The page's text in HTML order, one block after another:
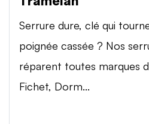
Serrure dure, clé qui
poignée cassée ? Nos
réparent toutes marques
Fichet, Dorm...